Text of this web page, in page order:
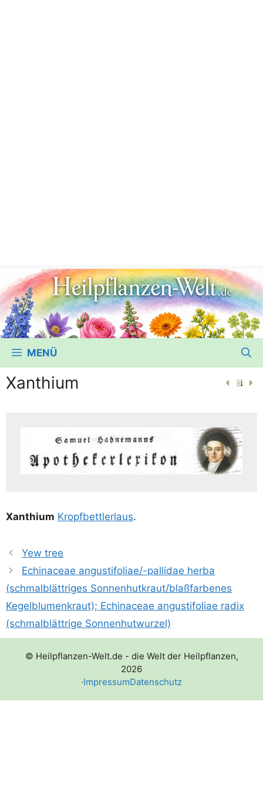
MENÜ
Xanthium
Xan­thi­um Kropf­bett­ler­laus.
Yew tree
Echinaceae angustifoliae/-pallidae herba
(schmalblättriges Sonnenhutkraut/​blaßfarbenes
Kegelblumenkraut); Echinaceae angustifoliae radix
(schmalblättrige Sonnenhutwurzel)
© Heilpflanzen-Welt.de - die Welt der Heilpflanzen,
2026
·ImpressumDatenschutz